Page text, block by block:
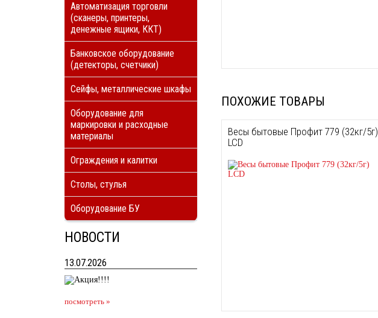
Автоматизация торговли
(сканеры, принтеры,
денежные ящики, ККТ)
Банковское оборудование
(детекторы, счетчики)
Сейфы, металлические шкафы
Оборудование для
маркировки и расходные
материалы
Ограждения и калитки
Столы, стулья
Оборудование БУ
НОВОСТИ
13.07.2026
посмотреть »
ПОХОЖИЕ ТОВАРЫ
Весы бытовые Профит 779 (32кг/5г)
LCD